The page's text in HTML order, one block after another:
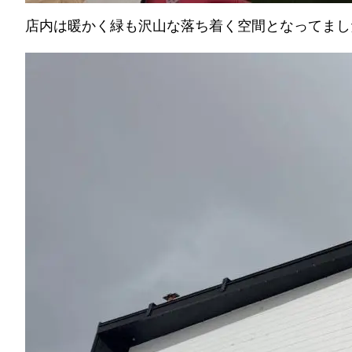
店内は暖かく緑も沢山な落ち着く空間となってま